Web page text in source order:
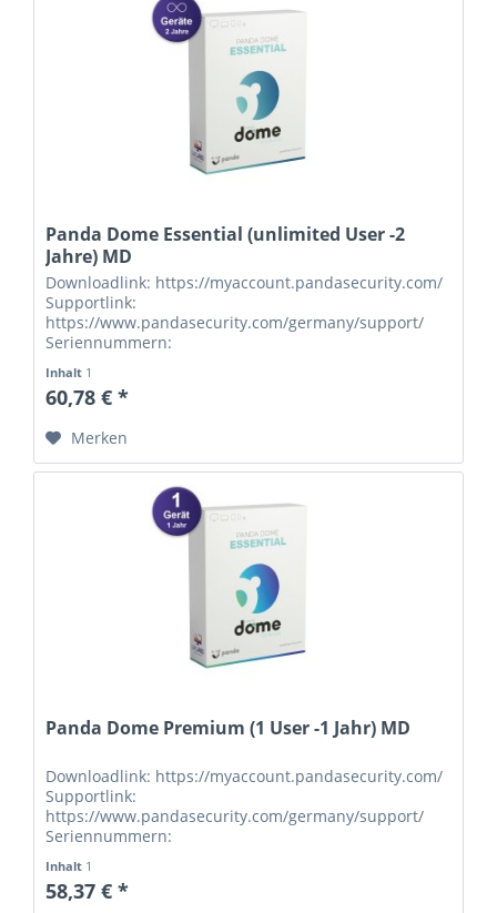
Panda Dome Essential (unlimited User -2
Jahre) MD
Downloadlink: https://myaccount.pandasecurity.com/
Supportlink:
https://www.pandasecurity.com/germany/support/
Seriennummern:
Inhalt 1
60,78 € *
Merken
Panda Dome Premium (1 User -1 Jahr) MD
Downloadlink: https://myaccount.pandasecurity.com/
Supportlink:
https://www.pandasecurity.com/germany/support/
Seriennummern:
Inhalt 1
58,37 € *